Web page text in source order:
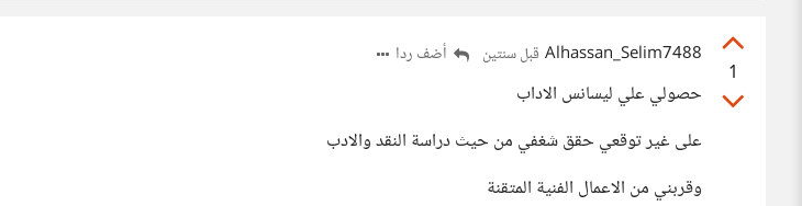
1
Alhassan_Selim7488 قبل سنتين أضف ردا
حصولي علي ليسانس الاداب
على غير توقعي حقق شغفي من حيث دراسة النقد والادب
وقربني من الاعمال الفنية المتقنة